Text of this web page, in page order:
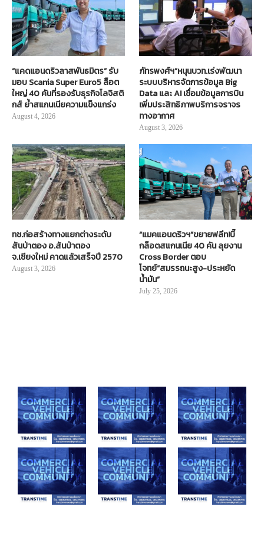
“แคดแอนดริวลาสพันธมิตร” รับ
มอบ Scania Super Euro5 ล็อต
ใหญ่ 40 คันที่รองรับธุรกิจโลจิสติ
กส์ ย้ำสแกนเนียความแข็งแกร่ง
August 4, 2026
ภัทรพงศ์ฯ”หนุนบวท.เร่งพัฒนา
ระบบบริหารจัดการข้อมูล Big
Data และ AI เชื่อมข้อมูลการบิน
เพิ่มประสิทธิภาพบริการจราจร
ทางอากาศ
August 3, 2026
ทช.ก่อสร้างทางแยกต่างระดับ
สันป่าตอง อ.สันป่าตอง
จ.เชียงใหม่ คาดแล้วเสร็จปี 2570
August 3, 2026
“แมคแอนดริวฯ”ขยายฟลีท!บิ๊
กล็อตสแกนเนีย 40 คัน ลุยงาน
Cross Border ตอบ
โจทย์“สมรรถนะสูง-ประหยัด
น้ำมัน”
July 25, 2026